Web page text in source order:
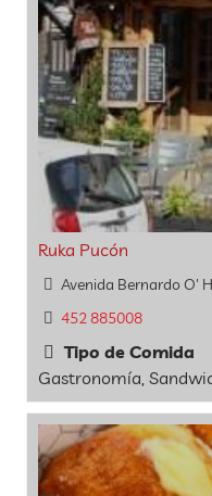
Ruka Pucón
Avenida Bernardo O'
452 885008
Tipo de Comida
Gastronomía,